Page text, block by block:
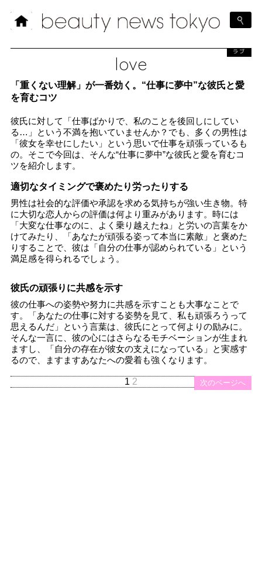
love
ラブ
「重くない理解」が一番効く。“仕事に夢中”な彼氏と愛
を育むコツ
彼氏に対して「仕事ばかりで、私のことを後回しにしてい
る…」という不満を抱いていませんか？でも、多くの男性は
「彼女を幸せにしたい」という思いで仕事を頑張っているも
の。そこで今回は、そんな“仕事に夢中”な彼氏と愛を育むコ
ツを紹介します。
適切なタイミングで褒めたり労ったりする
男性は社会的な評価や承認を求める気持ちが強い生き物。特
に大切な恋人からの評価は何より重みがあります。時には
「大変な仕事なのに、よく乗り越えたね」と労いの言葉をか
けてみたり、「あなたが頑張る姿って本当に素敵」と褒めた
りすることで、彼は「自分の仕事が認められている」という
満足感を得られるでしょう。
彼氏の頑張りに共感を示す
彼の仕事への姿勢や努力に共感を示すことも大事なことで
す。「あなたの仕事に対する姿勢を見て、私も頑張ろうって
思えるんだ」という言葉は、彼氏にとって何よりの励みに。
そんな一言に、彼の心にはさらなるモチベーションが生まれ
ますし、「自分の存在が彼女の支えになっている」と実感す
るので、ますますあなたへの愛着も強くなります。
次のページへ
1 2